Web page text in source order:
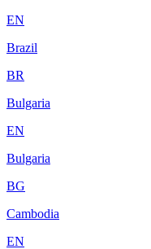
EN
Brazil
BR
Bulgaria
EN
Bulgaria
BG
Cambodia
EN